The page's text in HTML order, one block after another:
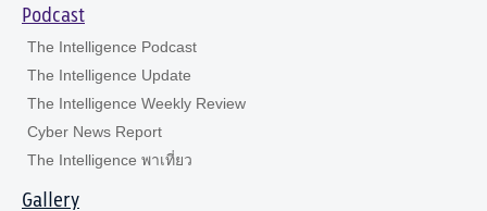
Podcast
The Intelligence Podcast
The Intelligence Update
The Intelligence Weekly Review
Cyber News Report
The Intelligence พาเที่ยว
Gallery